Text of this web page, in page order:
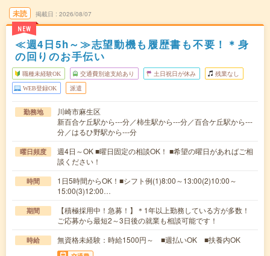
未読
NEW
掲載日 2026/08/07
≪週4日5h～≫志望動機も履歴書も不要！＊身
の回りのお手伝い
職種未経験OK 交通費別途支給あり 土日祝日が休み 残業なし
WEB登録OK 派遣
勤務地
川崎市麻生区
新百合ケ丘駅から---分／柿生駅から---分／百合ケ丘駅から---
分／はるひ野駅から---分
曜日頻度
週4日～OK ■曜日固定の相談OK！ ■希望の曜日があればご相
談ください！
時間
1日5時間からOK！■シフト例(1)8:00～13:00(2)10:00～
15:00(3)12:00…
期間
【積極採用中！急募！】＊1年以上勤務している方が多数！
ご応募から最短2～3日後の就業も相談可能です！
時給 無資格未経験：時給1500円～ ■週払いOK ■扶養内OK